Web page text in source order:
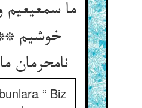
ما سمعیعیم
خوشیم
نامحرمان
“ Biz